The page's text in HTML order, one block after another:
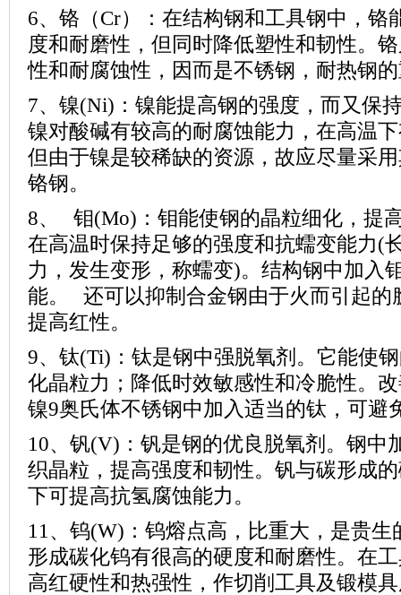
6、铬（Cr）：在结构钢和工具钢中，铬
度和耐磨性，但同时降低塑性和韧性。
性和耐腐蚀性，因而是不锈钢，耐热钢
7、镍(Ni) ：镍能提高钢的强度，而又保
镍对酸碱有较高的耐腐蚀能力，在高温
但由于镍是较稀缺的资源，故应尽量采
铬钢。
8、 钼(Mo) ：钼能使钢的晶粒细化，提
在高温时保持足够的强度和抗蠕变能力(
力，发生变形，称蠕变)。结构钢中加入
能。 还可以抑制合金钢由于火而引起的
提高红性。
9、钛(Ti) ：钛是钢中强脱氧剂。它能使
化晶粒力；降低时效敏感性和冷脆性。
镍9奥氏体不锈钢中加入适当的钛，可避
10、钒(V) ：钒是钢的优良脱氧剂。钢中
织晶粒，提高强度和韧性。钒与碳形成
下可提高抗氢腐蚀能力。
11、钨(W) ：钨熔点高，比重大，是贵
形成碳化钨有很高的硬度和耐磨性。在
高红硬性和热强性，作切削工具及锻模